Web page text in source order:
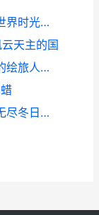
魔兽世界时光服骑士种族如何选 魔兽世界时光服怎么下载
天主的国
时空中的绘旅人音乐会兑换码 时空中的绘旅人兑换码
无尽冬日技能书运用优先级主推指导 无尽冬日技能书升到5